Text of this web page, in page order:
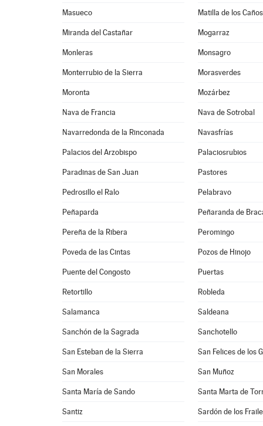
Masueco Matilla de los
Miranda del Castañar Mogarraz
Monleras Monsagro
Monterrubio de la Sierra Morasverdes
Moronta Mozárbez
Nava de Francia Nava de Sotrobal
Navarredonda de la Rinconada Navasfrías
Palacios del Arzobispo Palaciosrubios
Paradinas de San Juan Pastores
Pedrosillo el Ralo Pelabravo
Peñaparda Peñaranda de
Pereña de la Ribera Peromingo
Poveda de las Cintas Pozos de Hinojo
Puente del Congosto Puertas
Retortillo Robleda
Salamanca Saldeana
Sanchón de la Sagrada Sanchotello
San Esteban de la Sierra San Felices de los
San Morales San Muñoz
Santa María de Sando Santa Marta de
Santiz Sardón de los